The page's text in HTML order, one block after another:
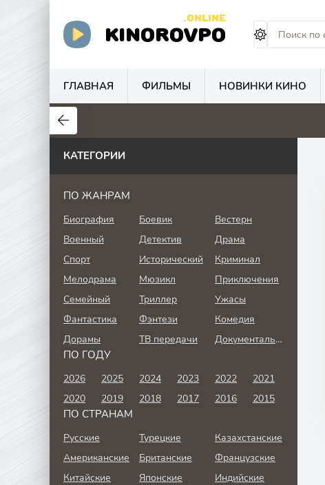
KINOROVPO
.ONLINE
ГЛАВНАЯ ФИЛЬМЫ НОВИНКИ КИНО
КАТЕГОРИИ
ПО ЖАНРАМ
Биография Боевик
Вестерн
Военный
Детектив
Драма
Спорт
Исторический
Криминал
Мелодрама
Мюзикл
Приключения
Семейный
Триллер
Ужасы
Фантастика
Фэнтези
Комедия
Дорамы
ТВ передачи Документальный
ПО ГОДУ
2026 2025 2024 2023 2022
2021
2020
2019 2018 2017 2016 2015
ПО СТРАНАМ
Русские Турецкие
Казахстанские
Американские
Британские
Французские
Китайские
Японские Индийские